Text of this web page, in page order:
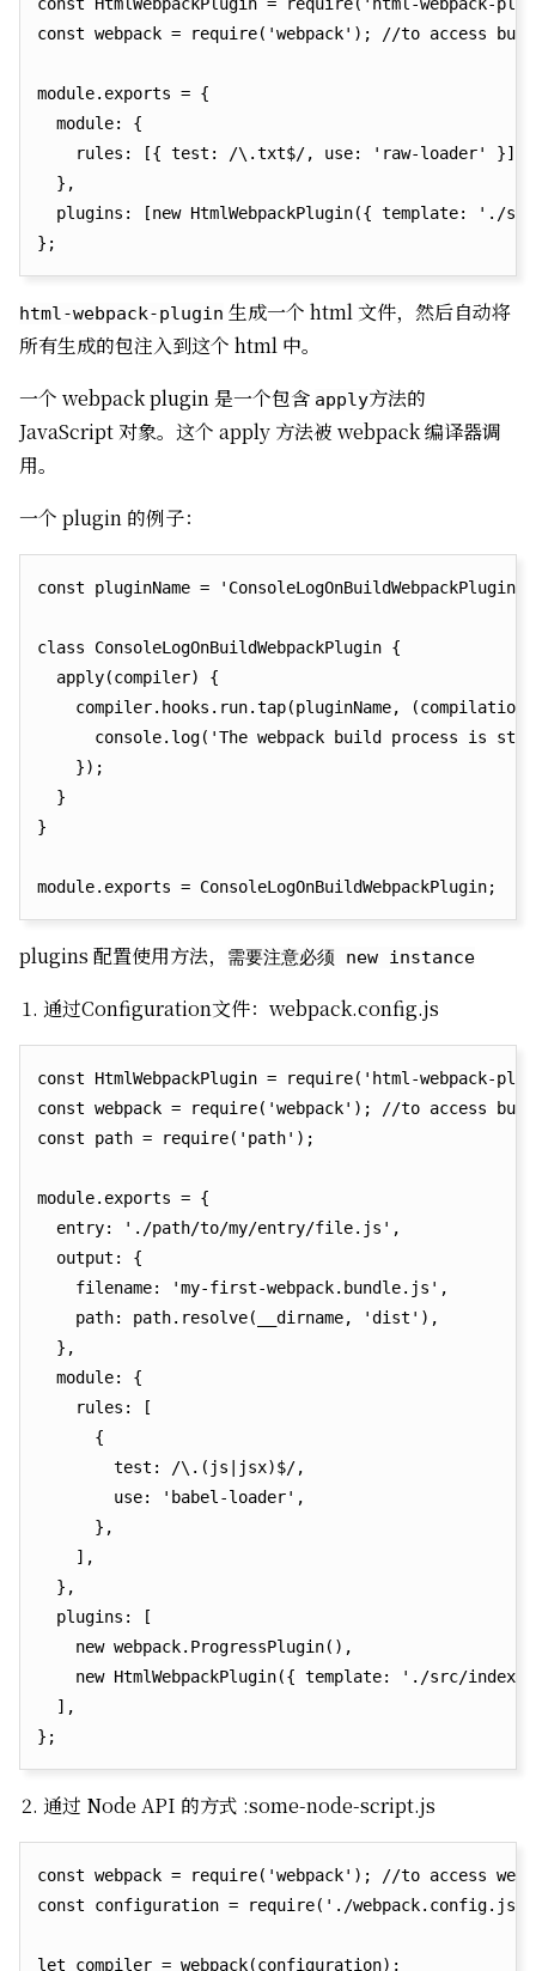
const webpack = require('webpack'); //to access
module.exports = {
  module: {
    rules: [{ test: /\.txt$/, use: 'raw-loader' }],
  },
plugins: [new HtmlWebpackPlugin({ template: './
html-webpack-plugin 生成一个 html 文件，然后自动将
所有生成的包注入到这个 html 中。
一个 webpack plugin 是一个包含 apply方法的
JavaScript 对象。这个 apply 方法被 webpack 编译器调
用。
一个 plugin 的例子：
const pluginName = 'ConsoleLogOnBuildWebpackPlugin';
class ConsoleLogOnBuildWebpackPlugin {
  apply(compiler) {
compiler.hooks.run.tap(pluginName,
console.log('The webpack build process is
    });
  }
}
plugins 配置使用方法， 需要注意必须 new instance
通过Configuration文件：webpack.config.js
const HtmlWebpackPlugin = require('html-webpack-
const webpack = require('webpack'); //to access
const path = require('path');
module.exports = {
  entry: './path/to/my/entry/file.js',
  output: {
    filename: 'my-first-webpack.bundle.js',
    path: path.resolve(__dirname, 'dist'),
  },
  module: {
    rules: [
      {
        test: /\.(js|jsx)$/,
        use: 'babel-loader',
      },
    ],
  },
  plugins: [
    new webpack.ProgressPlugin(),
new HtmlWebpackPlugin({ template: './src/
  ],
通过 Node API 的方式 :some-node-script.js
const webpack = require('webpack'); //to access
const configuration = require('./
let compiler = webpack(configuration);